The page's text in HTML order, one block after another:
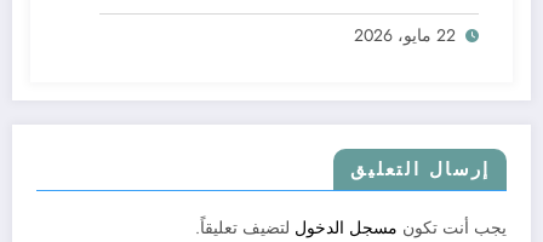
22 مايو، 2026
إرسال التعليق
يجب أنت تكون مسجل الدخول لتضيف تعليقاً.